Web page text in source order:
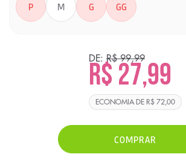
P M G GG
DE: R$ 99,99
R$ 27,99
ECONOMIA DE R$ 72,00
COMPRAR